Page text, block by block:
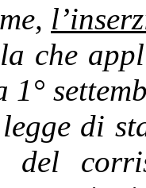
che
di
del